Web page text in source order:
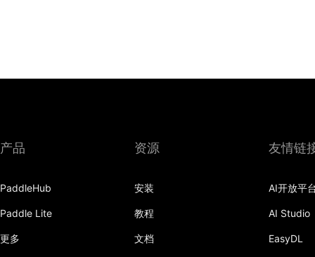
产品
PaddleHub
Paddle Lite
更多
资源
安装
教程
文档
友情链
AI开放平
AI Studio
EasyDL